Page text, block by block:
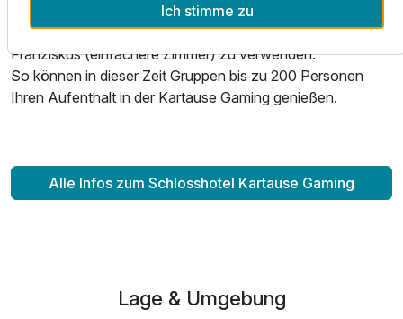
Für große Gruppen besteht die Möglichkeit in den
Sommermonaten auch das Haus Elisabeth und das Haus
Franziskus (einfachere Zimmer) zu verwenden.
So können in dieser Zeit Gruppen bis zu 200 Personen
Ihren Aufenthalt in der Kartause Gaming genießen.
Alle Infos zum Schlosshotel Kartause Gaming
Lage & Umgebung
Ich stimme zu